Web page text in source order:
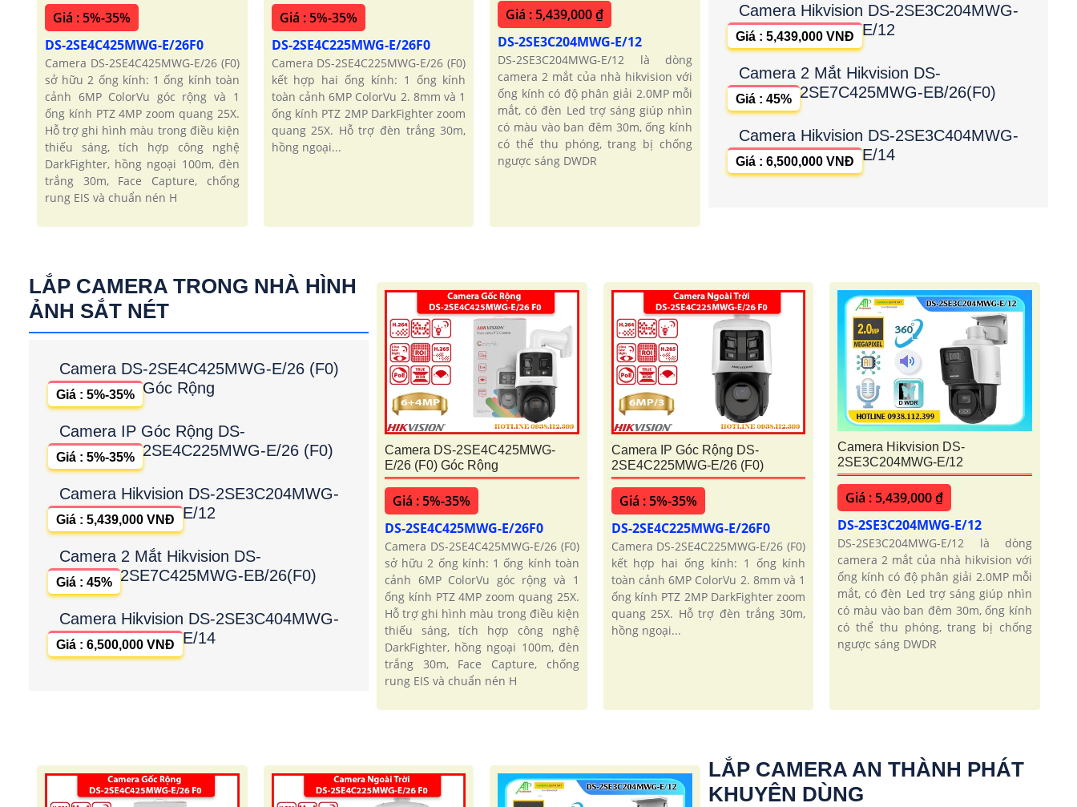
Giá : 5%-35%
DS-2SE4C425MWG-E/26F0
Camera DS-2SE4C425MWG-E/26 (F0)
sở hữu 2 ống kính: 1 ống kính toàn
cảnh 6MP ColorVu góc rộng và 1
ống kính PTZ 4MP zoom quang 25X.
Hỗ trợ ghi hình màu trong điều kiện
thiếu sáng, tích hợp công nghệ
DarkFighter, hồng ngoại 100m, đèn
trắng 30m, Face Capture, chống
rung EIS và chuẩn nén H
Giá : 5%-35%
DS-2SE4C225MWG-E/26F0
Camera DS-2SE4C225MWG-E/26 (F0)
kết hợp hai ống kính: 1 ống kính
toàn cảnh 6MP ColorVu 2. 8mm và 1
ống kính PTZ 2MP DarkFighter zoom
quang 25X. Hỗ trợ đèn trắng 30m,
hồng ngoại...
Giá : 5,439,000 ₫
DS-2SE3C204MWG-E/12
DS-2SE3C204MWG-E/12 là dòng
camera 2 mắt của nhà hikvision với
ống kính có độ phân giải 2.0MP mỗi
mắt, có đèn Led trợ sáng giúp nhìn
có màu vào ban đêm 30m, ống kính
có thể thu phóng, trang bị chống
ngược sáng DWDR
Camera Hikvision DS-2SE3C204MWG-
E/12
Giá : 5,439,000 VNĐ
Camera 2 Mắt Hikvision DS-
2SE7C425MWG-EB/26(F0)
Giá : 45%
Camera Hikvision DS-2SE3C404MWG-
E/14
Giá : 6,500,000 VNĐ
LẮP CAMERA TRONG NHÀ HÌNH
ẢNH SẮT NÉT
Camera DS-2SE4C425MWG-E/26 (F0)
Góc Rộng
Giá : 5%-35%
Camera IP Góc Rộng DS-
2SE4C225MWG-E/26 (F0)
Giá : 5%-35%
Camera Hikvision DS-2SE3C204MWG-
E/12
Giá : 5,439,000 VNĐ
Camera 2 Mắt Hikvision DS-
2SE7C425MWG-EB/26(F0)
Giá : 45%
Camera Hikvision DS-2SE3C404MWG-
E/14
Giá : 6,500,000 VNĐ
Camera DS-2SE4C425MWG-
E/26 (F0) Góc Rộng
Giá : 5%-35%
DS-2SE4C425MWG-E/26F0
Camera DS-2SE4C425MWG-E/26 (F0)
sở hữu 2 ống kính: 1 ống kính toàn
cảnh 6MP ColorVu góc rộng và 1
ống kính PTZ 4MP zoom quang 25X.
Hỗ trợ ghi hình màu trong điều kiện
thiếu sáng, tích hợp công nghệ
DarkFighter, hồng ngoại 100m, đèn
trắng 30m, Face Capture, chống
rung EIS và chuẩn nén H
Camera IP Góc Rộng DS-
2SE4C225MWG-E/26 (F0)
Giá : 5%-35%
DS-2SE4C225MWG-E/26F0
Camera DS-2SE4C225MWG-E/26 (F0)
kết hợp hai ống kính: 1 ống kính
toàn cảnh 6MP ColorVu 2. 8mm và 1
ống kính PTZ 2MP DarkFighter zoom
quang 25X. Hỗ trợ đèn trắng 30m,
hồng ngoại...
Camera Hikvision DS-
2SE3C204MWG-E/12
Giá : 5,439,000 ₫
DS-2SE3C204MWG-E/12
DS-2SE3C204MWG-E/12 là dòng
camera 2 mắt của nhà hikvision với
ống kính có độ phân giải 2.0MP mỗi
mắt, có đèn Led trợ sáng giúp nhìn
có màu vào ban đêm 30m, ống kính
có thể thu phóng, trang bị chống
ngược sáng DWDR
LẮP CAMERA AN THÀNH PHÁT
KHUYÊN DÙNG